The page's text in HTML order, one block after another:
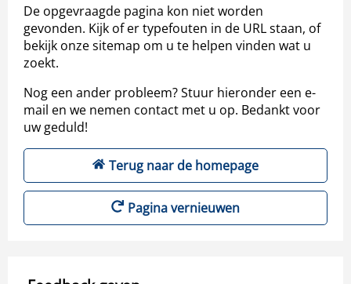
De opgevraagde pagina kon niet worden
gevonden. Kijk of er typefouten in de URL staan, of
bekijk onze sitemap om u te helpen vinden wat u
zoekt.
Nog een ander probleem? Stuur hieronder een e-
mail en we nemen contact met u op. Bedankt voor
uw geduld!
Terug naar de homepage
Pagina vernieuwen